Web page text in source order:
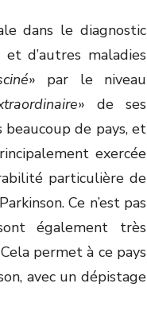
dans le diagnostic
d’autres maladies
» par le niveau
» de ses
de pays, et
exercée
particulière de
Ce n’est pas
également très
permet à ce pays
avec un dépistage